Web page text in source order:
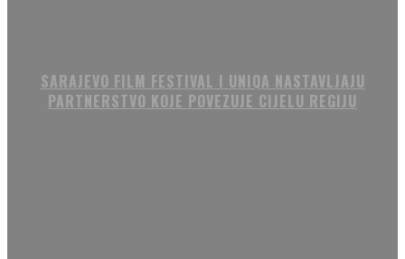
SARAJEVO FILM FESTIVAL I UNIQA NASTAVLJAJU
PARTNERSTVO KOJE POVEZUJE CIJELU REGIJU